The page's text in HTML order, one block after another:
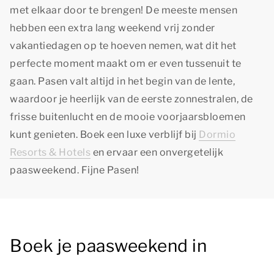
met elkaar door te brengen! De meeste mensen
hebben een extra lang weekend vrij zonder
vakantiedagen op te hoeven nemen, wat dit het
perfecte moment maakt om er even tussenuit te
gaan. Pasen valt altijd in het begin van de lente,
waardoor je heerlijk van de eerste zonnestralen, de
frisse buitenlucht en de mooie voorjaarsbloemen
kunt genieten. Boek een luxe verblijf bij Dormio
Resorts & Hotels en ervaar een onvergetelijk
paasweekend. Fijne Pasen!
Boek je paasweekend in